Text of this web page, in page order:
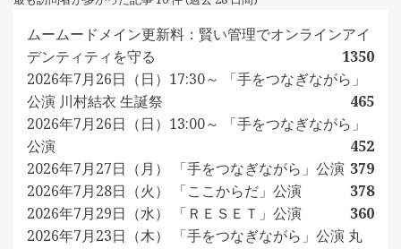
ムームードメイン更新料：賢い管理でオンラインアイ
デンティティを守る
1350
2026年7月26日（日）17:30～ 「手をつなぎながら」
公演 川村結衣 生誕祭
465
2026年7月26日（日）13:00～ 「手をつなぎながら」
公演
452
2026年7月27日（月） 「手をつなぎながら」公演 379
2026年7月28日（火） 「ここからだ」公演
378
2026年7月29日（水） 「ＲＥＳＥＴ」公演
360
2026年7月23日（木） 「手をつなぎながら」公演 丸